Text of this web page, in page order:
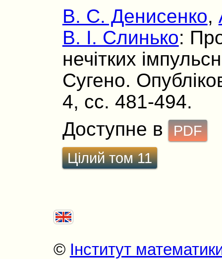
В. С. Денисенко,
В. І. Слинько:
нечітких
Сугено.
4, сс. 481-494.
Доступне в
PDF
Цілий том 11
© Інститут